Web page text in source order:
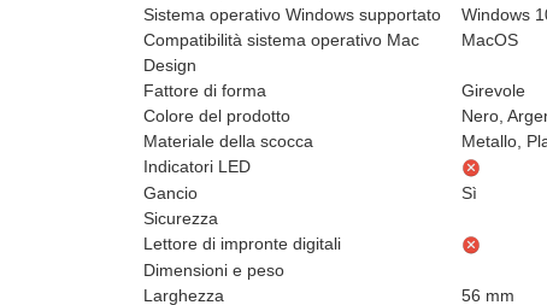
Sistema operativo Windows supportato
Windows
Compatibilità sistema operativo Mac
MacOS
Design
Fattore di forma
Girevole
Colore del prodotto
Nero,
Materiale della scocca
Metallo,
Indicatori LED
Gancio
Sì
Sicurezza
Lettore di impronte digitali
Dimensioni e peso
Larghezza
56 mm